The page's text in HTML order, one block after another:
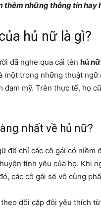
thêm những thông tin hay
hủ nữ là gì?
đã nghe qua cái tên hủ nữ
một trong những thuật
đam mỹ. Trên thực tế, họ
nhất về hủ nữ?
để chỉ các cô gái có niềm
tình yêu của họ. Khi
các cô gái sẽ vô cùng
dõi cặp đôi yêu thích